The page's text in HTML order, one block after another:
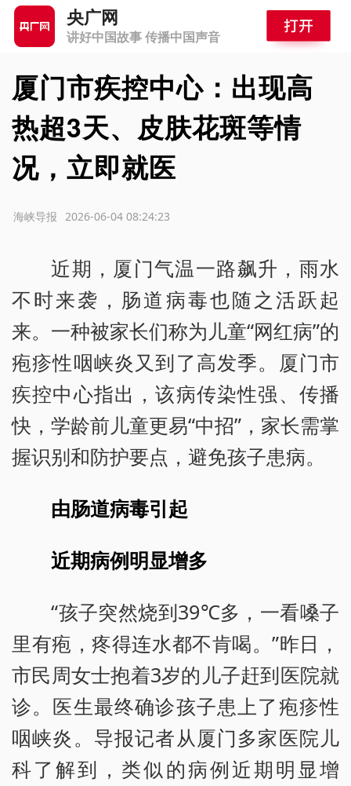
央广网
讲好中国故事 传播中国声音
厦门市疾控中心：出现高
热超3天、皮肤花斑等情
况，立即就医
2026-06-04 08:24:23
海峡导报
近期，厦门气温一路飙升，雨水
不时来袭，肠道病毒也随之活跃起
来。一种被家长们称为儿童“网红病”的
疱疹性咽峡炎又到了高发季。厦门市
疾控中心指出，该病传染性强、传播
快，学龄前儿童更易“中招”，家长需掌
握识别和防护要点，避免孩子患病。
由肠道病毒引起
近期病例明显增多
“孩子突然烧到39℃多，一看嗓子
里有疱，疼得连水都不肯喝。”昨日，
市民周女士抱着3岁的儿子赶到医院就
诊。医生最终确诊孩子患上了疱疹性
咽峡炎。导报记者从厦门多家医院儿
科了解到，类似的病例近期明显增